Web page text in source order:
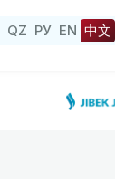
QZ РУ EN 中文